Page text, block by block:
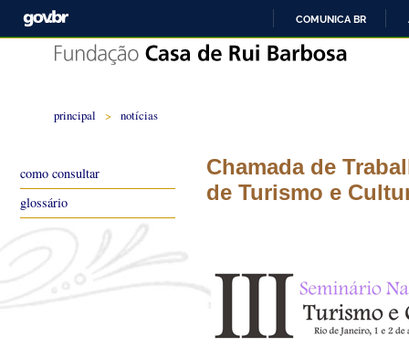
COMUNICA BR
principal > notícias
Chamada de
de Turismo e
como consultar
glossário